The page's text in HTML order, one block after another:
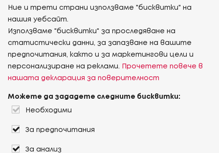
Ние и трети страни използваме "бисквитки" на
нашия уебсайт.
Използваме "бисквитки" за проследяване на
статистически данни, за запазване на вашите
предпочитания, както и за маркетингови цели и
персонализиране на реклами.
Прочетете повече в
нашата декларация за поверителност
Можете да зададете следните бисквитки:
Необходими
За предпочитания
За анализ